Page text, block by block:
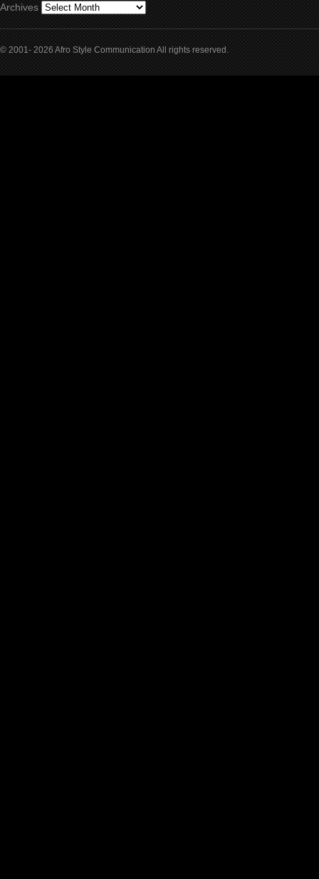
Archives
© 2001- 2026 Afro Style Communication All rights reserved.